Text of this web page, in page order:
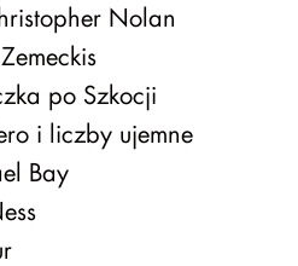
Nolan
po Szkocji
i liczby ujemne
Bay